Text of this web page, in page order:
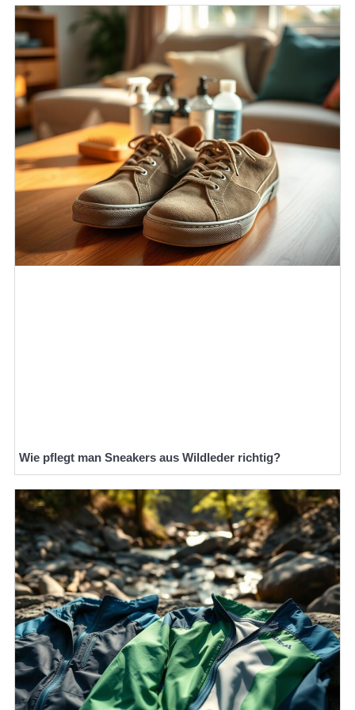
Wie pflegt man Sneakers aus Wildleder richtig?